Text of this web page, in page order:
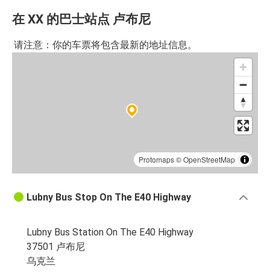
在 XX 的巴士站点 卢布尼
请注意：你的车票将包含最新的地址信息。
Protomaps©OpenStreetMap
Lubny Bus Stop On The E40 Highway
Lubny Bus Station On The E40 Highway
37501 卢布尼
乌克兰